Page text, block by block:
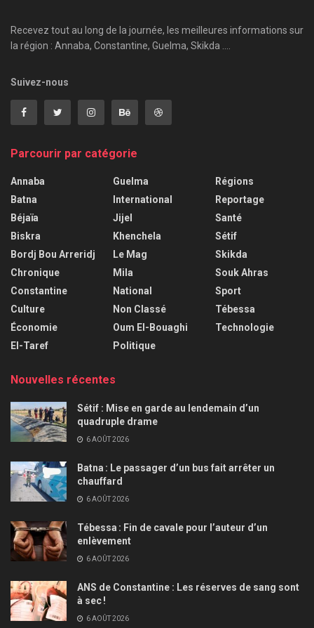
Recevez tout au long de la journée, les meilleures informations sur
la région : Annaba, Constantine, Guelma, Skikda ....
Suivez-nous
Parcourir par catégorie
Annaba
Batna
Béjaïa
Biskra
Bordj Bou Arreridj
Chronique
Constantine
Culture
Économie
El-Taref
Guelma
International
Jijel
Khenchela
Le Mag
Mila
National
Non Classé
Oum El-Bouaghi
Politique
Régions
Reportage
Santé
Sétif
Skikda
Souk Ahras
Sport
Tébessa
Technologie
Nouvelles récentes
Sétif : Mise en garde au lendemain d’un
quadruple drame
6 AOÛT 2026
Batna : Le passager d’un bus fait arrêter un
chauffard
6 AOÛT 2026
Tébessa : Fin de cavale pour l’auteur d’un
enlèvement
6 AOÛT 2026
ANS de Constantine : Les réserves de sang sont
à sec !
6 AOÛT 2026